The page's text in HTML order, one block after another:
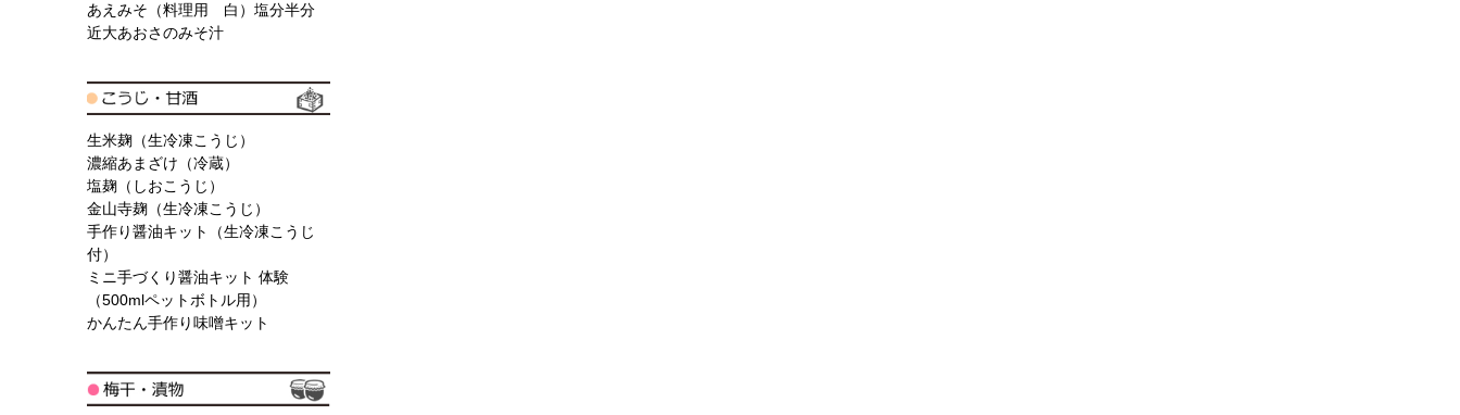
あえみそ（料理用 白）塩分半分
近大あおさのみそ汁
生米麹（生冷凍こうじ）
濃縮あまざけ（冷蔵）
塩麹（しおこうじ）
金山寺麹（生冷凍こうじ）
手作り醤油キット（生冷凍こうじ
付）
ミニ手づくり醤油キット 体験
（500mlペットボトル用）
かんたん手作り味噌キット